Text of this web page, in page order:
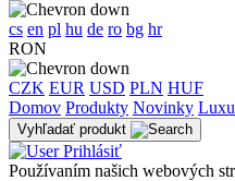
cs en pl hu de ro bg hr
RON
CZK EUR USD PLN HUF
Domov Produkty Novinky
Vyhľadať produkt
Prihlásiť
Používaním našich webových